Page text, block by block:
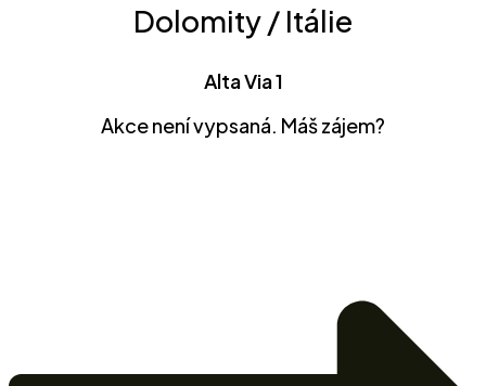
Dolomity / Itálie
Alta Via 1
Akce není vypsaná. Máš zájem?